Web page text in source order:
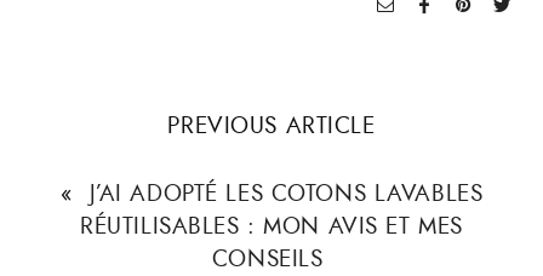
PREVIOUS ARTICLE
« J’AI ADOPTÉ LES COTONS LAVABLES
RÉUTILISABLES : MON AVIS ET MES
CONSEILS